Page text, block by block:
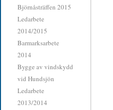
Björnåsträffen 2015
Ledarbete
2014/2015
Barmarksarbete
2014
Bygge av vindskydd
vid Hundsjön
Ledarbete
2013/2014